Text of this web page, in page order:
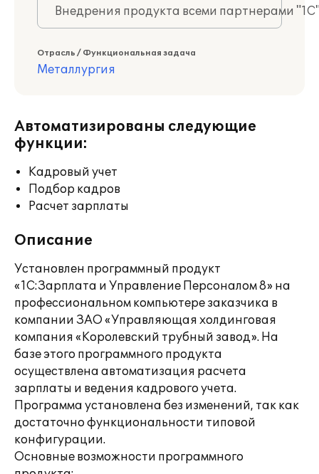
Внедрения продукта всеми партнерами
Отрасль / Функциональная задача
Металлургия
Автоматизированы следующие
функции:
Кадровый учет
Подбор кадров
Расчет зарплаты
Описание
Установлен программный продукт
«1С:Зарплата и Управление Персоналом 8» на
профессиональном компьютере заказчика в
компании ЗАО «Управляющая холдинговая
компания «Королевский трубный завод». На
базе этого программного продукта
осуществлена автоматизация расчета
зарплаты и ведения кадрового учета.
Программа установлена без изменений, так как
достаточно функциональности типовой
конфигурации.
Основные возможности программного